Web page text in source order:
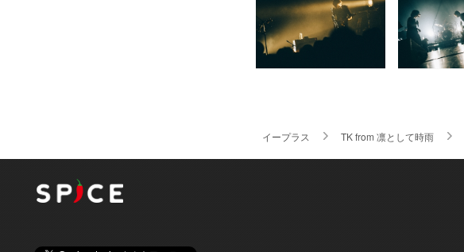
イープラス TK from 凛として時雨